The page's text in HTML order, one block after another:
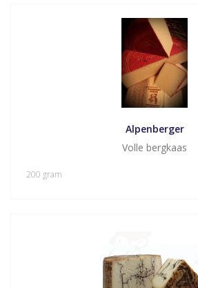
Alpenberger
Volle bergkaas
200 gram